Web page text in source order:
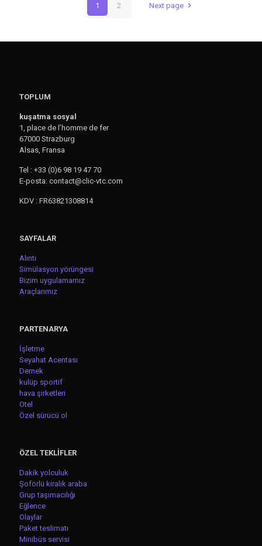
1 2 Next page
TOPLUM
kuşatma sosyal
1, place de l’homme de fer
67000 Strazburg
Alsas, Fransa
Tel : +33 (0)6 98 19 47 70
E-posta: contact@clic-vtc.com
KDV : FR63821308814
SAYFALAR
Alıntı
Simülasyon yörüngesi
Bizim uygulamamız
Araçlarımız
PARTENARYA
İşletme
Seyahat Acentası
Dernek
kulüp sportif
hava şirketleri
Otel
Özel sürücü ol
ÖZEL TEKLİFLER
Dakik yolculuk
Şoförlü kiralık araba
Grup taşımacılığı
Eğlence
Olaylar
Paket teslimatı
Minibüs servisi